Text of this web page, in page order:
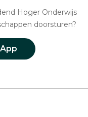
Hoger Onderwijs
doorsturen?